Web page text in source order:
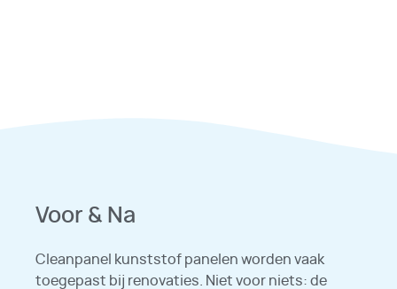
Voor & Na
Cleanpanel kunststof panelen worden vaak
toegepast bij renovaties. Niet voor niets: de